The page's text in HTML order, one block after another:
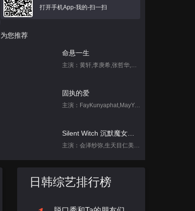
打开手机App-我的-扫一扫
为您推荐
命悬一生
主演：黄轩,李庚希,张哲华,白宇帆,尹昉,姜珮瑶
固执的爱
主演：FayKunyaphat,MayYada
主演：会泽纱弥,生天目仁美,诹访部顺一,坂田将吾,中岛良
主演：赵菲,储小蕾
日韩综艺排行榜